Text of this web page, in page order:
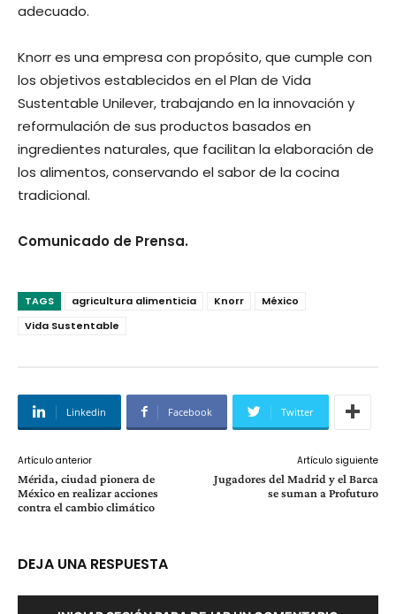
adecuado.
Knorr es una empresa con propósito, que cumple con
los objetivos establecidos en el Plan de Vida
Sustentable Unilever, trabajando en la innovación y
reformulación de sus productos basados en
ingredientes naturales, que facilitan la elaboración de
los alimentos, conservando el sabor de la cocina
tradicional.
Comunicado de Prensa.
TAGS agricultura alimenticia Knorr
México
Vida Sustentable
Linkedin Facebook Twitter
Artículo anterior
​Mérida, ciudad pionera de
México en realizar acciones
contra el cambio climático
Artículo siguiente
Jugadores del Madrid y el Barca
se suman a Profuturo
DEJA UNA RESPUESTA